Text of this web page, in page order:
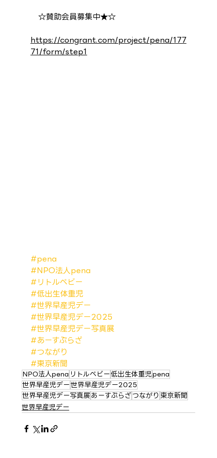
☆賛助会員募集中★☆
https://congrant.com/project/pena/177
71/form/step1
#pena
#NPO法人pena
#リトルベビー
#低出生体重児
#世界早産児デー
#世界早産児デー2025
#世界早産児デー写真展
#あーすぷらざ
#つながり
#東京新聞
NPO法人penaリトルベビー低出生体重児pena
世界早産児デー世界早産児デー2025
世界早産児デー写真展あーすぷらざつながり東京新聞
世界早産児デー